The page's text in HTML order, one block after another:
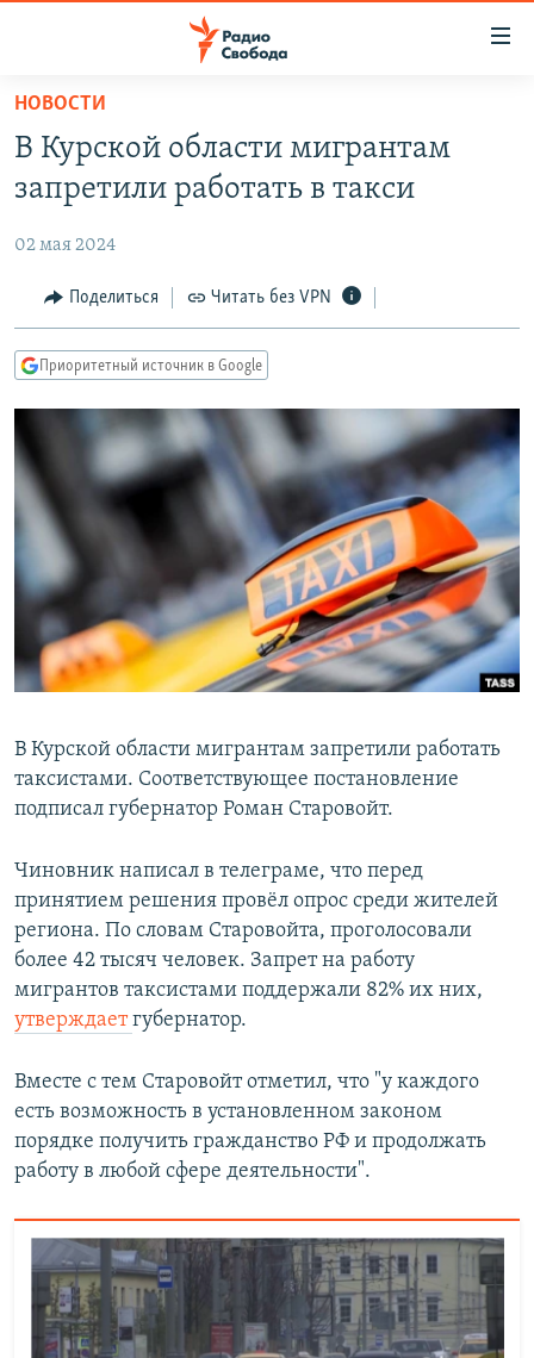
упрощенного
доступа
основному
Вернутся
главной
навигации
Вернутся
поиску
ПОДКАСТЫ
АВТОРСКИЕ ПРОЕКТЫ
ЦИТАТЫ СВОБОДЫ
МНЕНИЯ
IDEL.РЕАЛИИ
КАВКАЗ.РЕАЛИИ
СЕВЕР.РЕАЛИИ
СИБИРЬ.РЕАЛИИ
РАСПИСАНИЕ ВЕЩАНИЯ
ПОДПИШИТЕСЬ НА РАССЫЛКУ
СОЦИАЛЬНЫЕ СЕТИ
Все сайты РСЕ/РС
НОВОСТИ
В Курской области мигрантам
запретили работать в такси
02 мая 2024
Поделиться Читать без VPN
Приоритетный источник в Google
В Курской области мигрантам запретили работать
таксистами. Соответствующее постановление
подписал губернатор Роман Старовойт.
Чиновник написал в телеграме, что перед
принятием решения провёл опрос среди жителей
региона. По словам Старовойта, проголосовали
более 42 тысяч человек. Запрет на работу
мигрантов таксистами поддержали 82% их них,
утверждаетгубернатор.
Вместе с тем Старовойт отметил, что "у каждого
есть возможность в установленном законом
порядке получить гражданство РФ и продолжать
работу в любой сфере деятельности".